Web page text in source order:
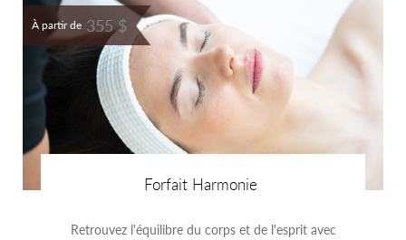
À partir de 355 $
Forfait Harmonie
Retrouvez l'équilibre du corps et de l'esprit avec